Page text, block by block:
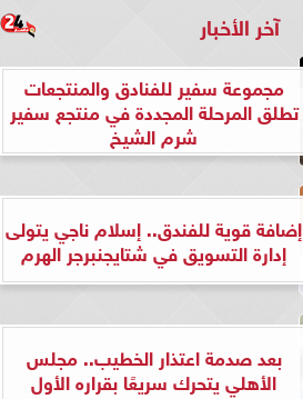
آخر الأخبار
مجموعة سفير للفنادق والمنتجعات
تطلق المرحلة المجددة في منتجع سفير
شرم الشيخ
إضافة قوية للفندق.. إسلام ناجي يتولى
إدارة التسويق في شتايجنبرجر الهرم
بعد صدمة اعتذار الخطيب.. مجلس
الأهلي يتحرك سريعًا بقراره الأول